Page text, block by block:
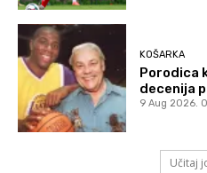
KOŠARKA
Porodica
decenija
9 Aug 2026.
Učitaj